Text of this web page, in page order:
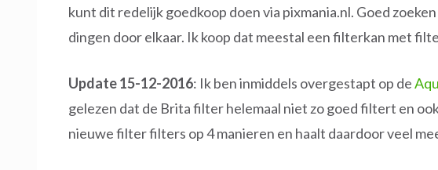
kunt dit redelijk goedkoop doen via pixmania.nl. Goed
dingen door elkaar. Ik koop dat meestal een filterkan met
Update 15-12-2016: Ik ben inmiddels overgestapt op de
gelezen dat de Brita filter helemaal niet zo goed filtert en
nieuwe filter filters op 4 manieren en haalt daardoor veel